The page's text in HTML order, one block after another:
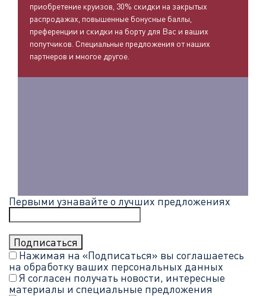
приобретение круизов, 30% скидки на закрытых
распродажах, повышенные бонусные баллы,
преференции и скидки на борту для Вас и ваших
попутчиков. Специальные предложения от наших
партнеров и многое другое.
Первыми узнавайте о лучших предложениях
Нажимая на «Подписаться» вы соглашаетесь
на обработку ваших персональных данных
Я согласен получать новости, интересные
материалы и специальные предложения